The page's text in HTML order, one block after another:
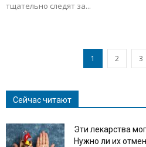
тщательно следят за...
1 2 3
Сейчас читают
Эти лекарства
Нужно ли их